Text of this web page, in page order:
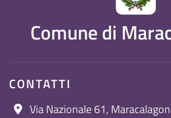
Comune di
CONTATTI
Via Nazionale 61,